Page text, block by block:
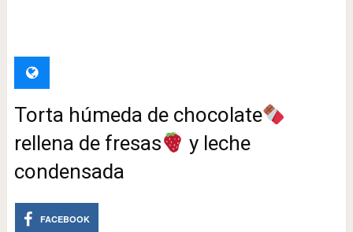
Torta húmeda de chocolate
rellena de fresas
y leche
condensada ⁣
FACEBOOK